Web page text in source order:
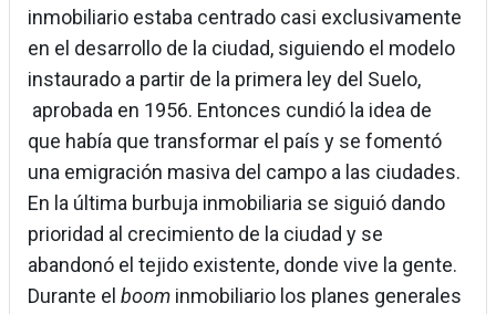
inmobiliario estaba centrado casi exclusivamente
en el desarrollo de la ciudad, siguiendo el modelo
instaurado a partir de la primera ley del Suelo,
aprobada en 1956. Entonces cundió la idea de
que había que transformar el país y se fomentó
una emigración masiva del campo a las ciudades.
En la última burbuja inmobiliaria se siguió dando
prioridad al crecimiento de la ciudad y se
abandonó el tejido existente, donde vive la gente.
Durante el boom inmobiliario los planes generales